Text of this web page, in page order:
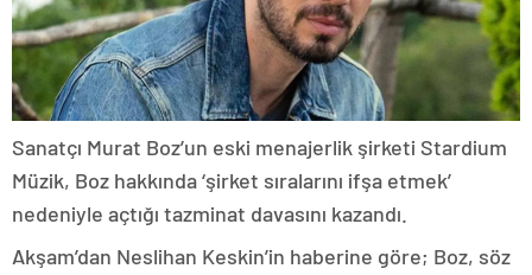
Sanatçı Murat Boz’un eski menajerlik şirketi Stardium
Müzik, Boz hakkında ‘şirket sıralarını ifşa etmek’
nedeniyle açtığı tazminat davasını kazandı.
Akşam’dan Neslihan Keskin’in haberine göre; Boz, söz